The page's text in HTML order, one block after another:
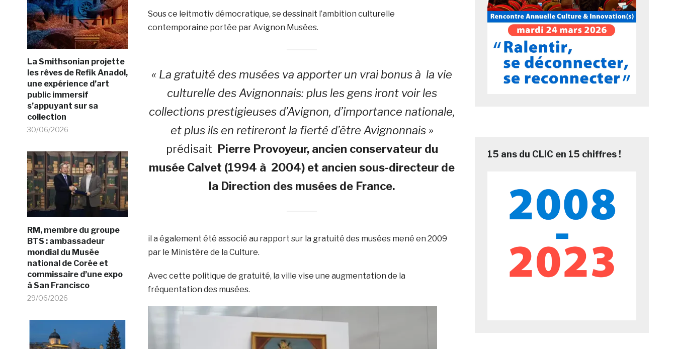
La Smithsonian projette
les rêves de Refik Anadol,
une expérience d’art
public immersif
s’appuyant sur sa
collection
30/06/2026
RM, membre du groupe
BTS : ambassadeur
mondial du Musée
national de Corée et
commissaire d’une expo
à San Francisco
29/06/2026
Sous ce leitmotiv démocratique, se dessinait l’ambition culturelle
contemporaine portée par Avignon Musées.
« La gratuité des musées va apporter un vrai bonus à la vie
culturelle des Avignonnais: plus les gens iront voir les
collections prestigieuses d’Avignon, d’importance nationale,
et plus ils en retireront la fierté d’être Avignonnais »
prédisait Pierre Provoyeur, ancien conservateur du
musée Calvet (1994 à 2004) et ancien sous-directeur de
la Direction des musées de France.
il a également été associé au rapport sur la gratuité des musées mené en 2009
par le Ministère de la Culture.
Avec cette politique de gratuité, la ville vise une augmentation de la
fréquentation des musées.
15 ans du CLIC en 15 chiffres !